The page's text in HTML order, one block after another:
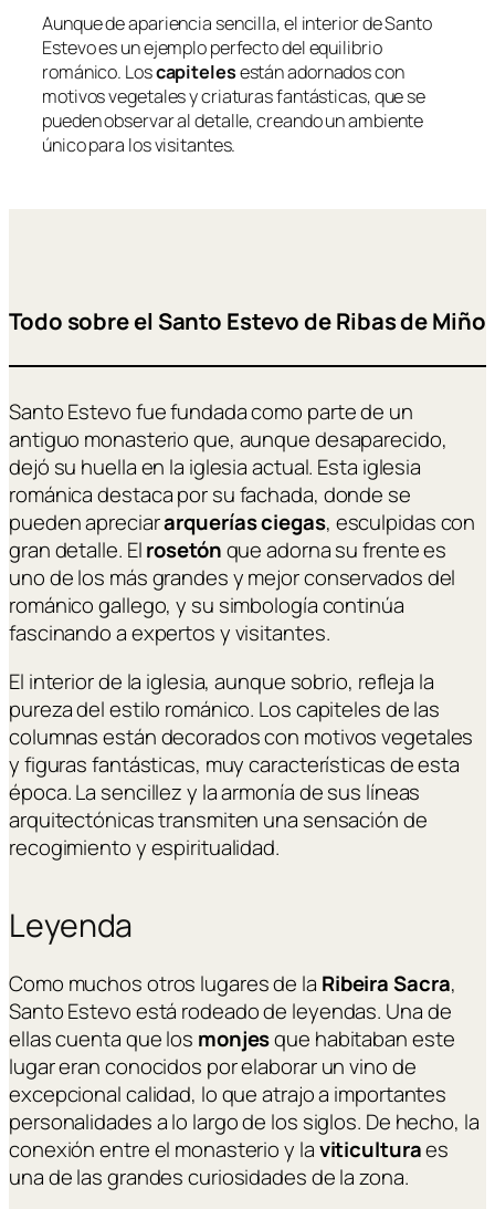
Aunque de apariencia sencilla, el interior de Santo
Estevo es un ejemplo perfecto del equilibrio
románico. Loscapitelesestán adornados con
motivos vegetales y criaturas fantásticas, que se
pueden observar al detalle, creando un ambiente
único para los visitantes.
Todo sobre el Santo Estevo de Ribas de Miño
Santo Estevo fue fundada como parte de un
antiguo monasterio que, aunque desaparecido,
dejó su huella en la iglesia actual. Esta iglesia
románica destaca por su fachada, donde se
pueden apreciararquerías ciegas, esculpidas con
gran detalle. Elrosetónque adorna su frente es
uno de los más grandes y mejor conservados del
románico gallego, y su simbología continúa
fascinando a expertos y visitantes.
El interior de la iglesia, aunque sobrio, refleja la
pureza del estilo románico. Los capiteles de las
columnas están decorados con motivos vegetales
y figuras fantásticas, muy características de esta
época. La sencillez y la armonía de sus líneas
arquitectónicas transmiten una sensación de
recogimiento y espiritualidad.
Leyenda
Como muchos otros lugares de la Ribeira Sacra,
Santo Estevo está rodeado de leyendas. Una de
ellas cuenta que los monjesque habitaban este
lugar eran conocidos por elaborar un vino de
excepcional calidad, lo que atrajo a importantes
personalidades a lo largo de los siglos. De hecho, la
conexión entre el monasterio y laviticulturaes
una de las grandes curiosidades de la zona.